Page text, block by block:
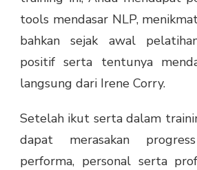
tools mendasar NLP,
bahkan sejak awal
positif serta tentunya
langsung dari Irene Corry.
Setelah ikut serta dalam
dapat merasakan
performa, personal serta